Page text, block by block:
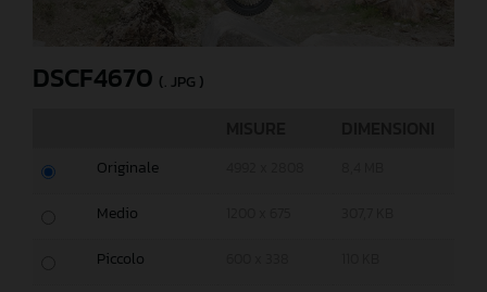
DSCF4670 (. JPG )
Originale
Medio
Piccolo